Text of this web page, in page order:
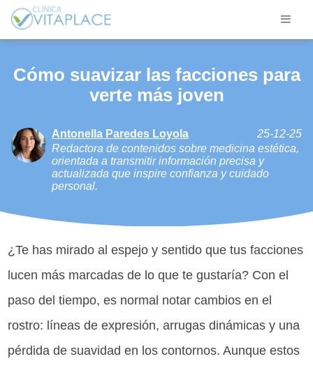
Cómo suavizar las facciones para
verte más joven
Antonella Paredes Loyola
25-12-25
Redactora de contenidos sobre medicina estética,
orientada a transmitir información precisa y
actualizada que inspire confianza y cuidado
personal.
¿Te has mirado al espejo y sentido que tus facciones
lucen más marcadas de lo que te gustaría? Con el
paso del tiempo, es normal notar cambios en el
rostro: líneas de expresión, arrugas dinámicas y una
pérdida de suavidad en los contornos. Aunque estos